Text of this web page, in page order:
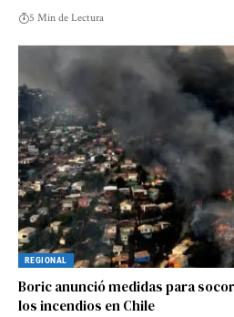
5 Min de Lectura
REGIONAL
Boric anunció medidas para
los incendios en Chile